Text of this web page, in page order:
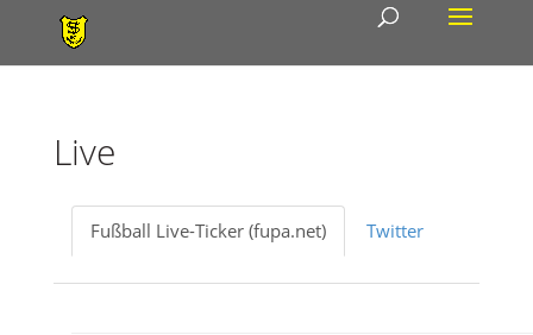
Live
Fußball Live-Ticker (fupa.net) Twitter